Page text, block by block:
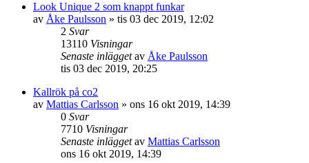
Look Unique 2 som knappt funkar
av Åke Paulsson » tis 03 dec 2019, 12:02
2 Svar
13110 Visningar
Senaste inläggetav Åke Paulsson
tis 03 dec 2019, 20:25
Kallrök på co2
av Mattias Carlsson » ons 16 okt 2019, 14:39
0 Svar
7710 Visningar
Senaste inläggetav Mattias Carlsson
ons 16 okt 2019, 14:39